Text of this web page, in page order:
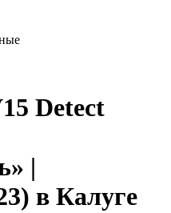
Detect
|
в Калуге